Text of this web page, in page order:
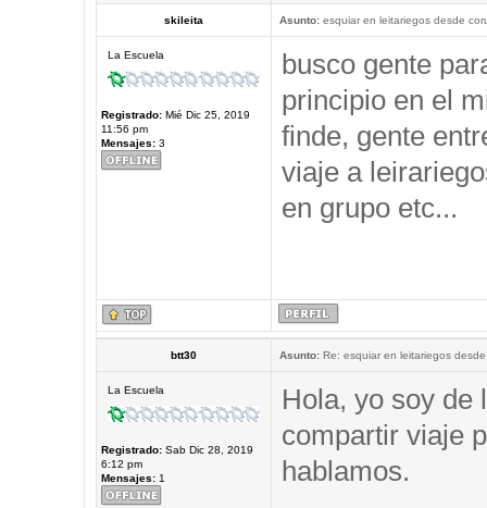
skileita Asunto:esquiar en leitariegos desde
La Escuela
Registrado:Mié Dic 25, 2019
11:56 pm
Mensajes:3
busco gente
principio en el
finde, gente
viaje a
en grupo etc...
btt30 Asunto:Re: esquiar en leitariegos
La Escuela
Registrado:Sab Dic 28, 2019
6:12 pm
Mensajes:1
Hola, yo soy de
compartir viaje
hablamos.